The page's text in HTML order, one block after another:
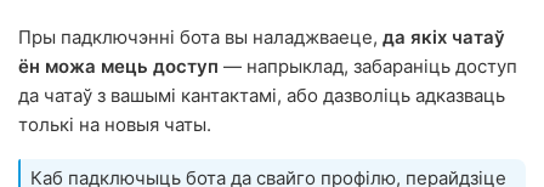
Пры падключэнні бота вы наладжваеце, да якіх чатаў
ён можа мець доступ — напрыклад, забараніць доступ
да чатаў з вашымі кантактамі, або дазволіць адказваць
толькі на новыя чаты.
Каб падключыць бота да свайго профілю, перайдзіце